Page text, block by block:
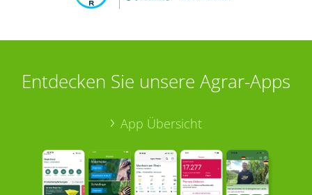
Entdecken Sie unsere Agrar-Apps
App Übersicht